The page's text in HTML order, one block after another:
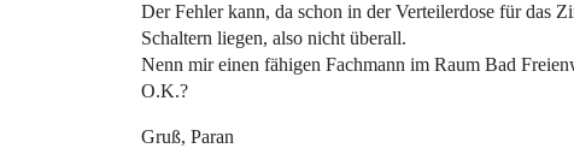
Der Fehler kann, da schon in der Verteilerdose für das
Schaltern liegen, also nicht überall.
Nenn mir einen fähigen Fachmann im Raum Bad
O.K.?
Gruß, Paran